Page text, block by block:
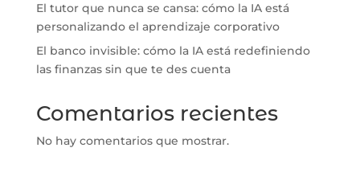
El tutor que nunca se cansa: cómo la IA está
personalizando el aprendizaje corporativo
El banco invisible: cómo la IA está redefiniendo
las finanzas sin que te des cuenta
Comentarios recientes
No hay comentarios que mostrar.